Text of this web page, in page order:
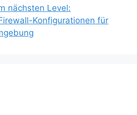
nächsten Level:
Konfigurationen für